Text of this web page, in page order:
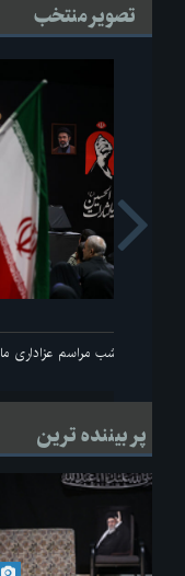
تصویر منتخب
اولین شب مراسم عزاداری
پر بیننده ترین